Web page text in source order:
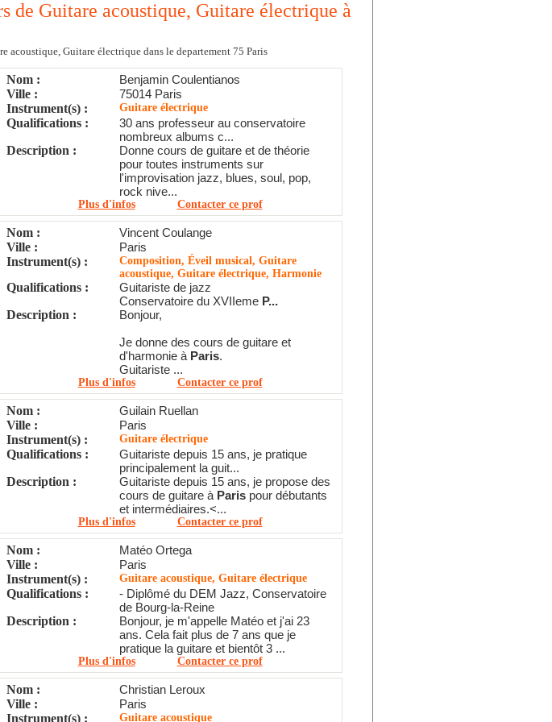
de Guitare acoustique, Guitare électrique à
acoustique, Guitare électrique dans le departement 75 Paris
Nom :
Benjamin Coulentianos
Ville :
75014 Paris
Instrument(s) :
Guitare électrique
Qualifications :
30 ans professeur au conservatoire
nombreux albums c...
Description :
Donne cours de guitare et de théorie
pour toutes instruments sur
l'improvisation jazz, blues, soul, pop,
rock nive...
Plus d'infos Contacter ce prof
Nom :
Vincent Coulange
Ville :
Paris
Instrument(s) :
Composition, Éveil musical, Guitare
acoustique, Guitare électrique, Harmonie
Qualifications :
Guitariste de jazz
Conservatoire du XVIIeme P...
Description :
Bonjour,
Je donne des cours de guitare et
d'harmonie à Paris.
Guitariste ...
Plus d'infos Contacter ce prof
Nom :
Guilain Ruellan
Ville :
Paris
Instrument(s) :
Guitare électrique
Qualifications :
Guitariste depuis 15 ans, je pratique
principalement la guit...
Description :
Guitariste depuis 15 ans, je propose des
cours de guitare à Paris pour débutants
et intermédiaires.<...
Plus d'infos Contacter ce prof
Nom :
Matéo Ortega
Ville :
Paris
Instrument(s) :
Guitare acoustique, Guitare électrique
Qualifications :
- Diplômé du DEM Jazz, Conservatoire
de Bourg-la-Reine
Description :
Bonjour, je m'appelle Matéo et j'ai 23
ans. Cela fait plus de 7 ans que je
pratique la guitare et bientôt 3 ...
Plus d'infos Contacter ce prof
Nom :
Christian Leroux
Ville :
Paris
Instrument(s) :
Guitare acoustique